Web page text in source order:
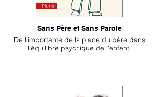
Sans Père et Sans Parole
De l'importante de la place du père dans
l'équilibre psychique de l'enfant.